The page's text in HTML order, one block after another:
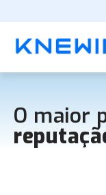
O maior